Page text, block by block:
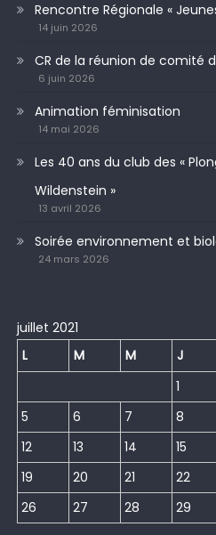
Rencontre Régionale « Jeunes
14 juin 2026
CR de la réunion de comité
6 juin 2026
Animation féminisation
14 mai 2026
Les 40 ans du club des «
Wildenstein »
13 avril 2026
Soirée environnement et
24 mars 2026
juillet 2021
L
M M J
1
5
6 7 8
12
13 14 15
19
20 21 22
26
27 28 29